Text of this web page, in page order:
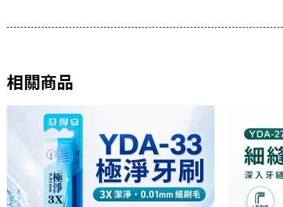
相關商品